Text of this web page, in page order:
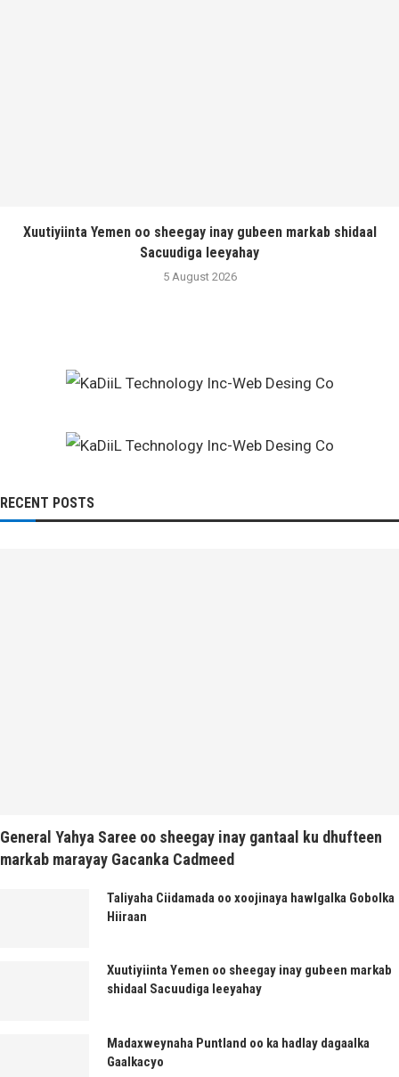
Xuutiyiinta Yemen oo sheegay inay gubeen markab shidaal
Sacuudiga leeyahay
5 August 2026
RECENT POSTS
General Yahya Saree oo sheegay inay gantaal ku dhufteen
markab marayay Gacanka Cadmeed
Taliyaha Ciidamada oo xoojinaya hawlgalka Gobolka
Hiiraan
Xuutiyiinta Yemen oo sheegay inay gubeen markab
shidaal Sacuudiga leeyahay
Madaxweynaha Puntland oo ka hadlay dagaalka
Gaalkacyo